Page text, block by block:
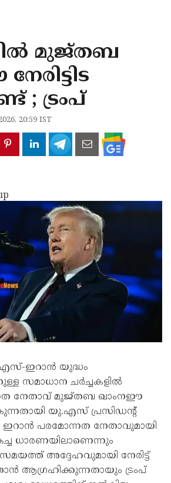
മുജ്തബ
; ട്രംപ്
20:59 IST
ഇറാൻ യുദ്ധം
സമാധാന ചർച്ചകളിൽ
നേതാവ് മുജ്തബ ഖാംനഈ
യു.എസ് പ്രസിഡന്റ്
പരമോന്നത നേതാവുമായി
ധാരണയിലാണെന്നും
അദ്ദേഹവുമായി നേരിട്ട്
ആഗ്രഹിക്കുന്നതായും ട്രംപ്